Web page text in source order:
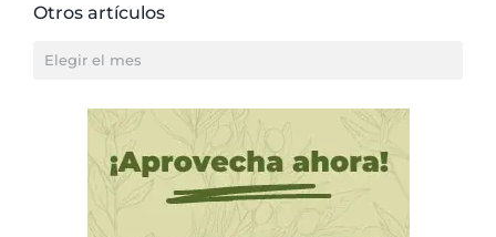
Otros artículos
Otros